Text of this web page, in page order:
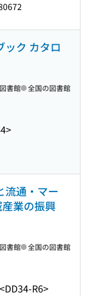
ック カタロ
書館 全国の図書館
流通・マー
業の振興
<DD34-R6>
書館 全国の図書館